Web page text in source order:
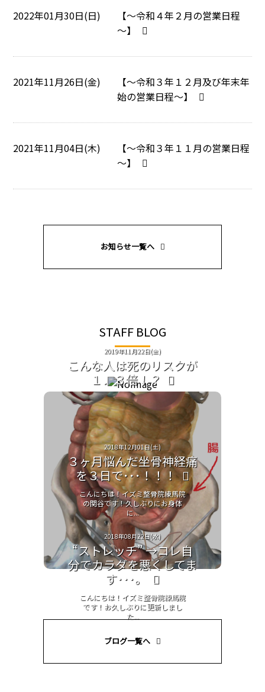
2022年01月30日(日)
【～令和４年２月の営業日程
～】
2021年11月26日(金)
【～令和３年１２月及び年末年
始の営業日程～】
2021年11月04日(木)
【～令和３年１１月の営業日程
～】
お知らせ一覧へ
STAFF BLOG
2019年11月22日(金)
こんな人は死のリスクが
１．３倍！？
こんにちは！イズミ整骨院練馬院
です！昨日、テレビで日本人の
平...
2018年12月01日(土)
３ヶ月悩んだ坐骨神経痛
を３日で･･･！！！
こんにちは！イズミ整骨院練馬院
の関谷です！久しぶりにお身体
に...
2018年08月22日(水)
“ストレッチ” →コレ自
分でカラダを悪くしてま
す･･･。
こんにちは！イズミ整骨院練馬院
です！お久しぶりに更新しまし
た...
ブログ一覧へ